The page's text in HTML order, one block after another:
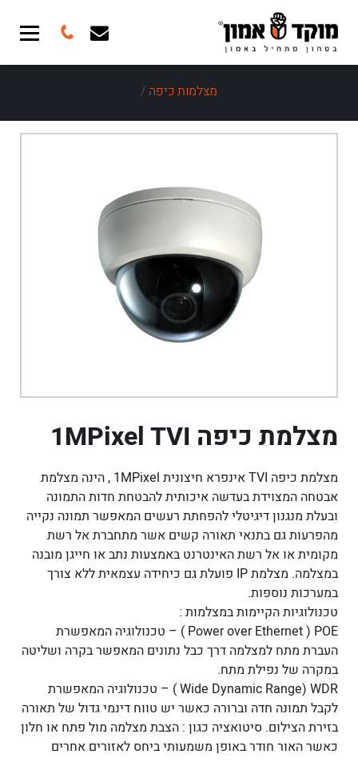
מצלמות כיפה /
מצלמת כיפה 1MPixel TVI
מצלמת כיפה TVI אינפרא חיצונית 1MPixel , הינה מצלמת
אבטחה המצוידת בעדשה איכותית להבטחת חדות התמונה
ובעלת מנגנון דיגיטלי להפחתת רעשים המאפשר תמונה נקייה
מהפרעות גם בתנאי תאורה קשים אשר מתחברת אל רשת
מקומית או אל רשת האינטרנט באמצעות נתב או חייגן מובנה
במצלמה. מצלמת IP פועלת גם כיחידה עצמאית ללא צורך
במערכות נוספות.
טכנולוגיות הקיימות במצלמות :
Power over Ethernet ) POE ׁ) – טכנולוגיה המאפשרת
העברת מתח למצלמה דרך כבל נתונים המאפשר בקרה ושליטה
במקרה של נפילת מתח.
Wide Dynamic Range) WDR ) – טכנולוגיה המאפשרת
לקבל תמונה חדה וברורה כאשר יש טווח דינמי גדול של תאורה
בזירת הצילום. סיטואציה כגון : הצבת מצלמה מול פתח או חלון
כאשר האור חודר באופן משמעותי ביחס לאזורים אחרים